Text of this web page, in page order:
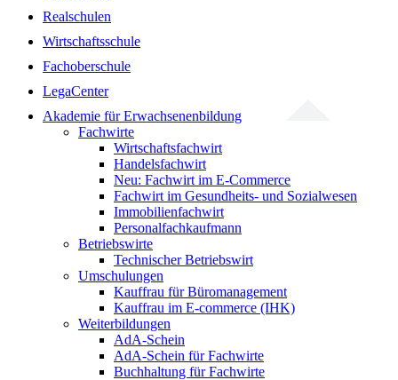
Realschulen
Wirtschaftsschule
Fachoberschule
LegaCenter
Akademie für Erwachsenenbildung
Fachwirte
Wirtschaftsfachwirt
Handelsfachwirt
Neu: Fachwirt im E-Commerce
Fachwirt im Gesundheits- und Sozialwesen
Immobilienfachwirt
Personalfachkaufmann
Betriebswirte
Technischer Betriebswirt
Umschulungen
Kauffrau für Büromanagement
Kauffrau im E-commerce (IHK)
Weiterbildungen
AdA-Schein
AdA-Schein für Fachwirte
Buchhaltung für Fachwirte